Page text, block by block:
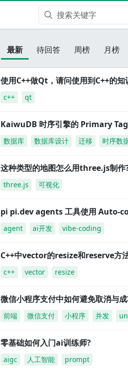
最新 待回答 周榜 月榜
使用C++做Qt，请问使用到C++的知
c++ qt
KaiwuDB 时序引擎的 Primary
数据库 数据库设计 迁移 时序数
这种类型的地图怎么用three.js制作
three.js 可视化
pi pi.dev agents 工具使用 Auto-
agent ai开发 vibe-coding
C++中vector的resize和reserve方
c++ vector resize
微信小程序支付中如何避免取消与
前端 微信支付 小程序 并发
零基础如何入门ai训练师?
aigc 人工智能 prompt